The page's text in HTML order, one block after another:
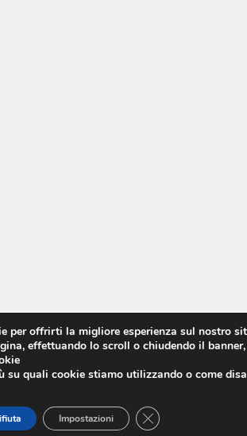
per offrirti la migliore esperienza sul nostro
effettuando lo scroll o chiudendo il
su quali cookie stiamo utilizzando o come
Impostazioni CLOSE GDPR